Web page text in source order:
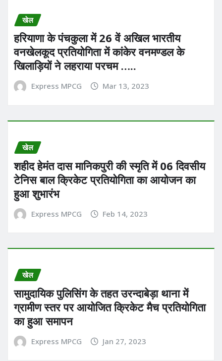
खेल
हरियाणा के पंचकुला में 26 वें अखिल भारतीय
वनखेलकूद प्रतियोगिता में कांकेर वनमण्डल के
खिलाड़ियों ने लहराया परचम …..
Express MPCG Mar 13, 2023
खेल
शहीद हेमंत दास मानिकपुरी की स्मृति में 06 दिवसीय
टेनिस बाल क्रिकेट प्रतियोगिता का आयोजन का
हुआ शुभारंभ
Express MPCG Feb 14, 2023
खेल
सामुदायिक पुलिसिंग के तहत उरन्दाबेड़ा थाना में
ग्रामीण स्तर पर आयोजित क्रिकेट मैच प्रतियोगिता
का हुआ समापन
Express MPCG Jan 27, 2023